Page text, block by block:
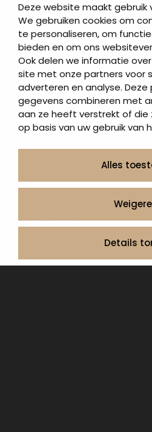
Deze website maakt gebruik
We gebruiken cookies om
te personaliseren, om
bieden en om ons
Ook delen we informatie
site met onze partners voor
adverteren en analyse.
gegevens combineren met
aan ze heeft verstrekt of die
op basis van uw gebruik van
Alles
Details
Letterplaten
Grafzerken kopen
Direct naar
Grafstenen
As artikelen
Urngrafmonumenten
Informatie
Contact
Onze werkwijze
Urnen en as sieraden webshop
Volg ons op: